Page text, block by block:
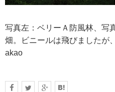
写真左：ベリーＡ防風林、写
畑。ビニールは飛びましたが
akao